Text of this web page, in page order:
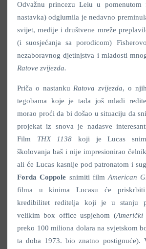
Odvažnu princezu Leiu u
nastavka) odglumila je nedavno
svijet, medije i društvene mreže
(i suosjećanja sa porodicom)
nezaboravnog djetinjstva i mladosti
Ratove zvijezda.
Priča o nastankuRatova zvijezda, o
tegobama koje je tada još mladi
morao proći da bi došao u situaciju da
projekat iz snova je nadasve
Film THX 1138 koji je Lucas
školovanja baš i nije impresionirao
ali će Lucas kasnije pod patronatom i
Forda Coppole snimiti filmAmerican
filma u kinima Lucasu će priskrbiti
kredibilitet reditelja koji je u stanju
velikim box office uspjehom (
preko 100 miliona dolara na svjetskom
ta doba 1973. bio znatno postignuće).